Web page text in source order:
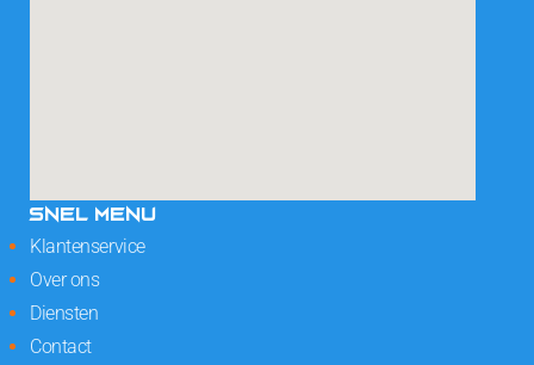
SNEL MENU
Klantenservice
Over ons
Diensten
Contact